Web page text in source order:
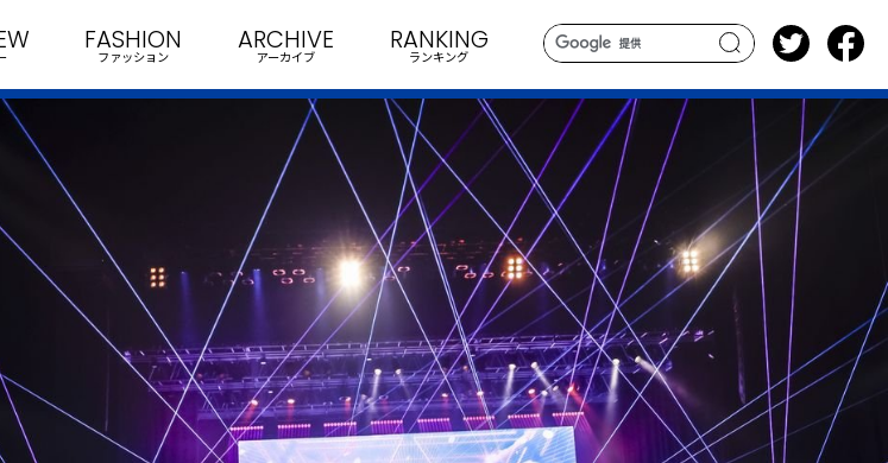
search
FASHION
ファッション
ARCHIVE
アーカイブ
RANKING
ランキング